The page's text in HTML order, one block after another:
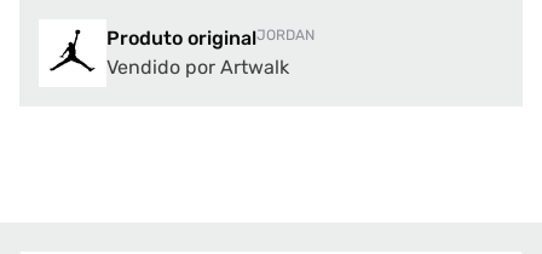
Produto originalJORDAN
Vendido por Artwalk